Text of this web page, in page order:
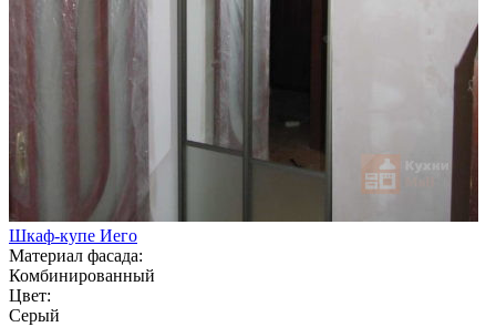
Шкаф-купе Иего
Материал фасада:
Комбинированный
Цвет:
Серый